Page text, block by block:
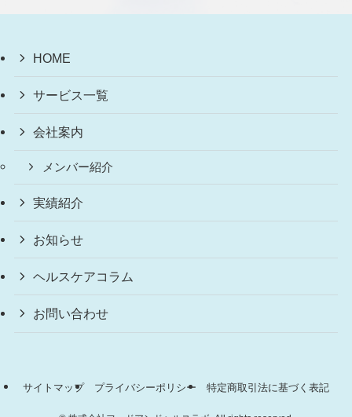
HOME
サービス一覧
会社案内
メンバー紹介
実績紹介
お知らせ
ヘルスケアコラム
お問い合わせ
サイトマップ プライバシーポリシー 特定商取引法に基づく表記